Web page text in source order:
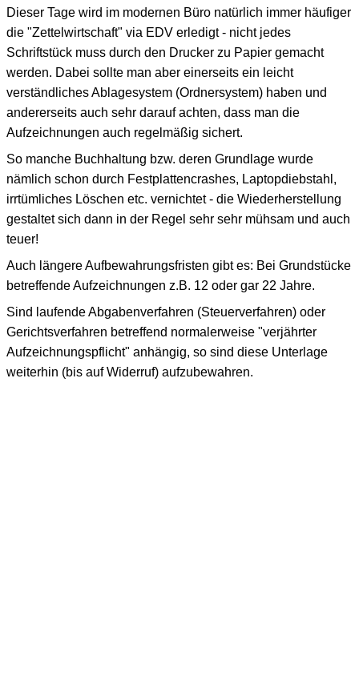
Dieser Tage wird im modernen Büro natürlich immer häufiger
die "Zettelwirtschaft" via EDV erledigt - nicht jedes
Schriftstück muss durch den Drucker zu Papier gemacht
werden. Dabei sollte man aber einerseits ein leicht
verständliches Ablagesystem (Ordnersystem) haben und
andererseits auch sehr darauf achten, dass man die
Aufzeichnungen auch regelmäßig sichert.
So manche Buchhaltung bzw. deren Grundlage wurde
nämlich schon durch Festplattencrashes, Laptopdiebstahl,
irrtümliches Löschen etc. vernichtet - die Wiederherstellung
gestaltet sich dann in der Regel sehr sehr mühsam und auch
teuer!
Auch längere Aufbewahrungsfristen gibt es: Bei Grundstücke
betreffende Aufzeichnungen z.B. 12 oder gar 22 Jahre.
Sind laufende Abgabenverfahren (Steuerverfahren) oder
Gerichtsverfahren betreffend normalerweise "verjährter
Aufzeichnungspflicht" anhängig, so sind diese Unterlage
weiterhin (bis auf Widerruf) aufzubewahren.